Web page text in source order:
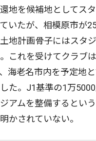
地を候補地としてス
いたが、相模原市が
地計画骨子にはスタ
これを受けてクラブ
海老名市内を予定地
た。J1基準の1万
アムを整備するとい
かされていない。